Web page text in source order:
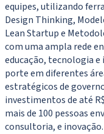
equipes, utilizando
Design Thinking,
Lean Startup e
com uma ampla rede
educação, tecnologia e
porte em diferentes
estratégicos de
investimentos de até
mais de 100 pessoas
consultoria, e inovação.